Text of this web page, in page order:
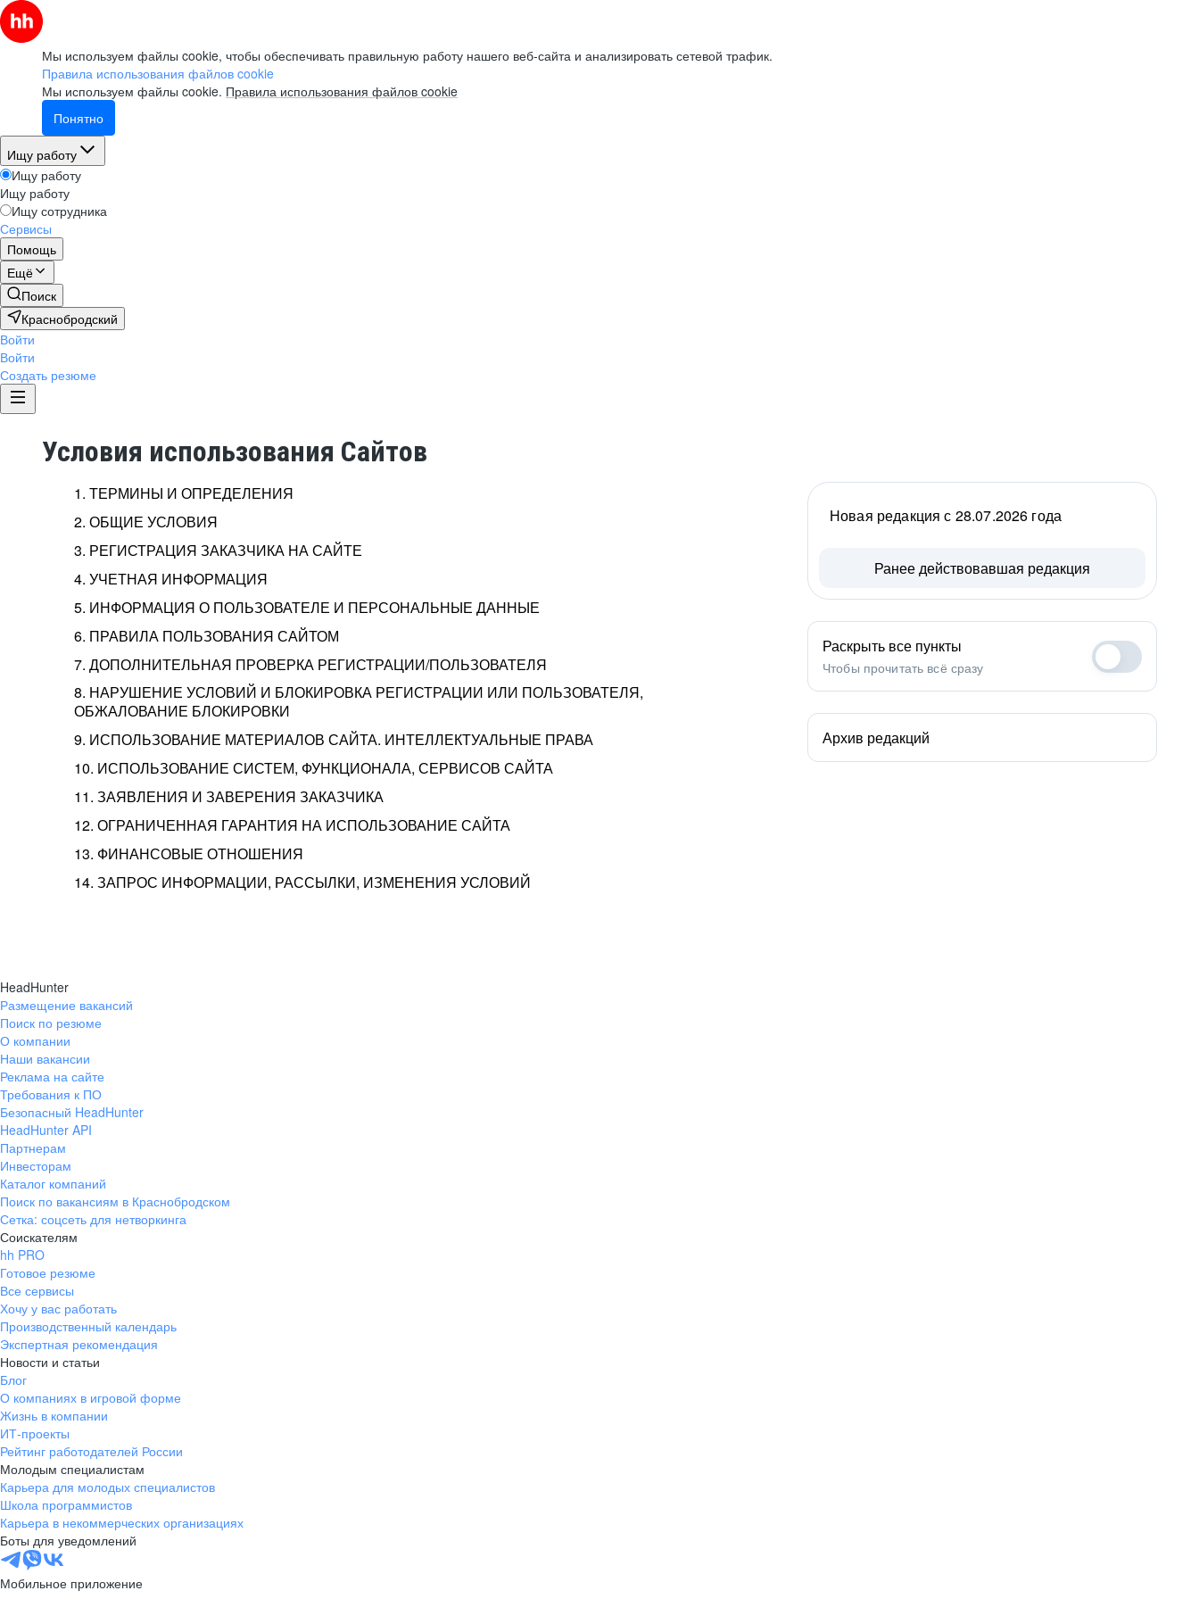
Мы используем файлы cookie, чтобы обеспечивать правильную работу нашего веб-сайта и анализировать сетевой трафик.
Правила использования файлов cookie
Мы используем файлы cookie. Правила использования файлов cookie
Понятно
Ищу работу
Ищу работу
Ищу работу
Ищу сотрудника
Сервисы
Помощь
Ещё
Поиск
Краснобродский
Войти
Войти
Создать резюме
Условия использования Сайтов
1. ТЕРМИНЫ И ОПРЕДЕЛЕНИЯ
2. ОБЩИЕ УСЛОВИЯ
3. РЕГИСТРАЦИЯ ЗАКАЗЧИКА НА САЙТЕ
4. УЧЕТНАЯ ИНФОРМАЦИЯ
5. ИНФОРМАЦИЯ О ПОЛЬЗОВАТЕЛЕ И ПЕРСОНАЛЬНЫЕ ДАННЫЕ
6. ПРАВИЛА ПОЛЬЗОВАНИЯ САЙТОМ
7. ДОПОЛНИТЕЛЬНАЯ ПРОВЕРКА РЕГИСТРАЦИИ/ПОЛЬЗОВАТЕЛЯ
8. НАРУШЕНИЕ УСЛОВИЙ И БЛОКИРОВКА РЕГИСТРАЦИИ ИЛИ ПОЛЬЗОВАТЕЛЯ,
ОБЖАЛОВАНИЕ БЛОКИРОВКИ
9. ИСПОЛЬЗОВАНИЕ МАТЕРИАЛОВ САЙТА. ИНТЕЛЛЕКТУАЛЬНЫЕ ПРАВА
10. ИСПОЛЬЗОВАНИЕ СИСТЕМ, ФУНКЦИОНАЛА, СЕРВИСОВ САЙТА
11. ЗАЯВЛЕНИЯ И ЗАВЕРЕНИЯ ЗАКАЗЧИКА
12. ОГРАНИЧЕННАЯ ГАРАНТИЯ НА ИСПОЛЬЗОВАНИЕ САЙТА
13. ФИНАНСОВЫЕ ОТНОШЕНИЯ
14. ЗАПРОС ИНФОРМАЦИИ, РАССЫЛКИ, ИЗМЕНЕНИЯ УСЛОВИЙ
Новая редакция с 28.07.2026 года
Ранее действовавшая редакция
Раскрыть все пункты
Чтобы прочитать всё сразу
Архив редакций
HeadHunter
Размещение вакансий
Поиск по резюме
О компании
Наши вакансии
Реклама на сайте
Требования к ПО
Безопасный HeadHunter
HeadHunter API
Партнерам
Инвесторам
Каталог компаний
Поиск по вакансиям в Краснобродском
Сетка: соцсеть для нетворкинга
Соискателям
hh PRO
Готовое резюме
Все сервисы
Хочу у вас работать
Производственный календарь
Экспертная рекомендация
Новости и статьи
Блог
О компаниях в игровой форме
Жизнь в компании
ИТ-проекты
Рейтинг работодателей России
Молодым специалистам
Карьера для молодых специалистов
Школа программистов
Карьера в некоммерческих организациях
Боты для уведомлений
Мобильное приложение